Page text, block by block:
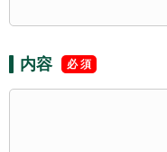
内容